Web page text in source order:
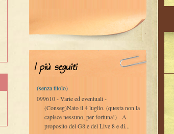
I più seguiti
(senza titolo)
099610 - Varie ed eventuali -
(Conseg)Nato il 4 luglio. (questa non la
capisce nessuno, per fortuna!) - A
proposito del G8 e del Live 8 e di...